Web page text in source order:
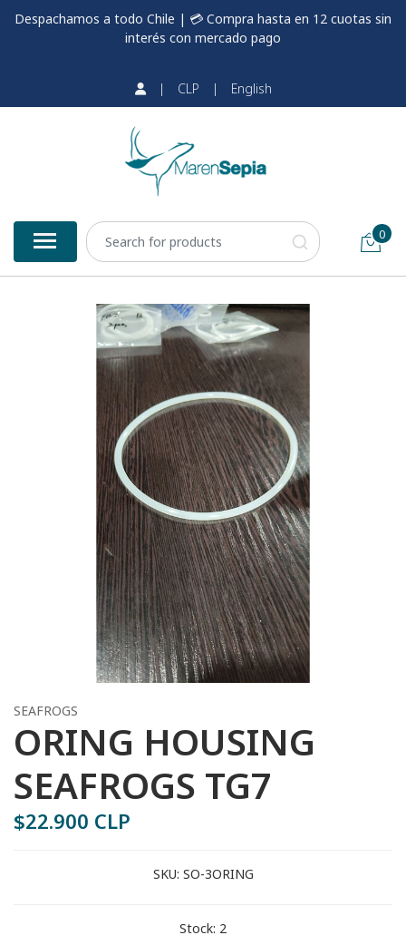
Despachamos a todo Chile | 💳 Compra hasta en 12 cuotas sin
interés con mercado pago
| CLP | English
0
SEAFROGS
ORING HOUSING
SEAFROGS TG7
$22.900 CLP
SKU: SO-3ORING
Stock: 2